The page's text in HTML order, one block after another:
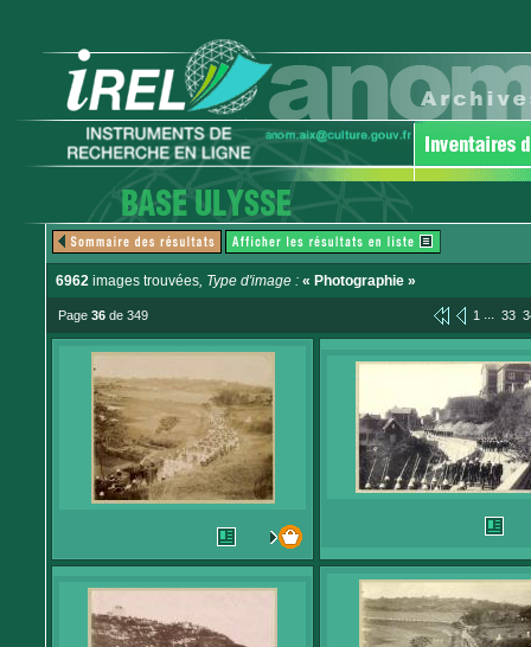
6962 images trouvées, Type d'image : « Photographie »
Page 36 de 349 1 ... 33